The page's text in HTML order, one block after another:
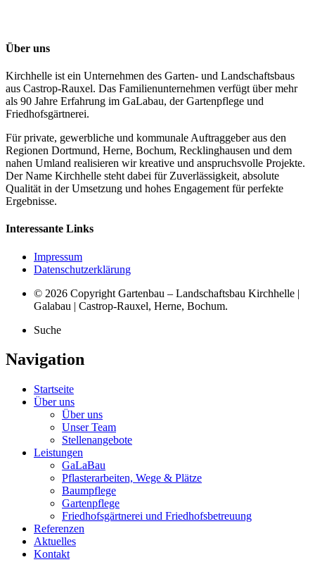
Über uns
Kirchhelle ist ein Unternehmen des Garten- und Landschaftsbaus
aus Castrop-Rauxel. Das Familienunternehmen verfügt über mehr
als 90 Jahre Erfahrung im GaLabau, der Gartenpflege und
Friedhofsgärtnerei.
Für private, gewerbliche und kommunale Auftraggeber aus den
Regionen Dortmund, Herne, Bochum, Recklinghausen und dem
nahen Umland realisieren wir kreative und anspruchsvolle Projekte.
Der Name Kirchhelle steht dabei für Zuverlässigkeit, absolute
Qualität in der Umsetzung und hohes Engagement für perfekte
Ergebnisse.
Interessante Links
Impressum
Datenschutzerklärung
© 2026 Copyright Gartenbau – Landschaftsbau Kirchhelle |
Galabau | Castrop-Rauxel, Herne, Bochum.
Suche
Navigation
Startseite
Über uns
Über uns
Unser Team
Stellenangebote
Leistungen
GaLaBau
Pflasterarbeiten, Wege & Plätze
Baumpflege
Gartenpflege
Friedhofsgärtnerei und Friedhofsbetreuung
Referenzen
Aktuelles
Kontakt